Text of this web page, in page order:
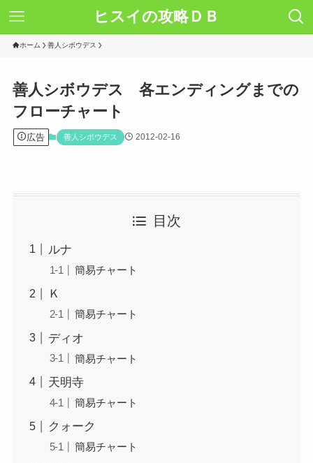
ヒスイの攻略ＤＢ
ホーム 善人シボウデス
善人シボウデス 各エンディングまでの
フローチャート
広告 善人シボウデス 2012-02-16
目次
ルナ
簡易チャート
Ｋ
簡易チャート
ディオ
簡易チャート
天明寺
簡易チャート
クォーク
簡易チャート